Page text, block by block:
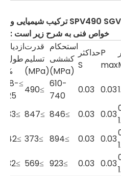
SPV490 ترکیب شیمیایی و
خواص فنی به شرح زیر است :
P
max
حداکثر
S
استحکام
کششی
(MPa)
قدرت
تسلیم
(MPa)
ازدیاد
طول
%
0.03
0.03
610-
740
≥490
≥18-
25
0.03
0.03
≥846
≥847
≥33
0.03
0.03
≥894
≥373
≥42
0.03
0.03
≥923
≥569
≥32